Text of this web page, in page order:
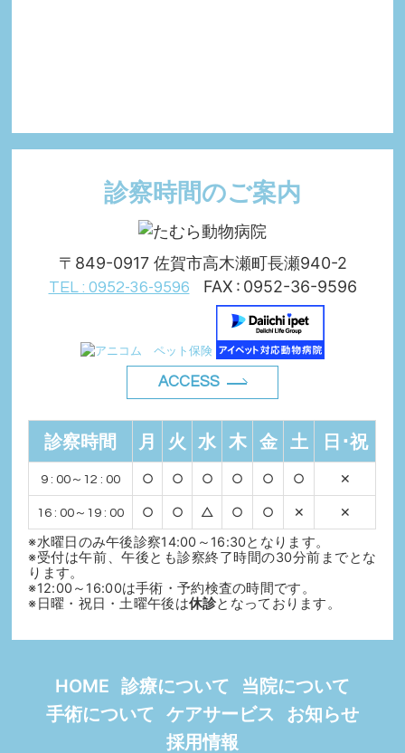
診察時間のご案内
〒849-0917 佐賀市高木瀬町長瀬940-2
TEL : 0952-36-9596 FAX : 0952-36-9596
ACCESS
診察時間 月 火 水 木 金 土 日･祝
9 : 00～12 : 00 ○ ○ ○ ○ ○ ○ ✕
16 : 00～19 : 00 ○ ○ △ ○ ○ ✕ ✕
※水曜日のみ午後診察14:00～16:30となります。
※受付は午前、午後とも診察終了時間の30分前までとな
ります。
※12:00～16:00は手術・予約検査の時間です。
※日曜・祝日・土曜午後は休診となっております。
HOME 診療について
当院について
手術について ケアサービス
お知らせ
採用情報